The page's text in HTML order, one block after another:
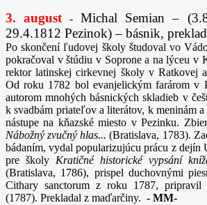
3. august -Michal Semian –
29.4.1812 Pezinok) – básnik,
Po skončení ľudovej školy študoval vo
pokračoval v štúdiu v Soprone a na lýceu v
rektor latinskej cirkevnej školy v Ratkovej
Od roku 1782 bol evanjelickým farárom v
autorom mnohých básnických skladieb v
k svadbám priateľov a literátov, k meninám
nástupe na kňazské miesto v Pezinku.
Nábožný zvučný hlas...(Bratislava, 1783).
bádaním, vydal popularizujúcu prácu z dejín
pre školy Kratičné historické vypsání
(Bratislava, 1786), prispel duchovnými
Cithary sanctorum z roku 1787, pripravil
(1787). Prekladal z maďarčiny. - MM-